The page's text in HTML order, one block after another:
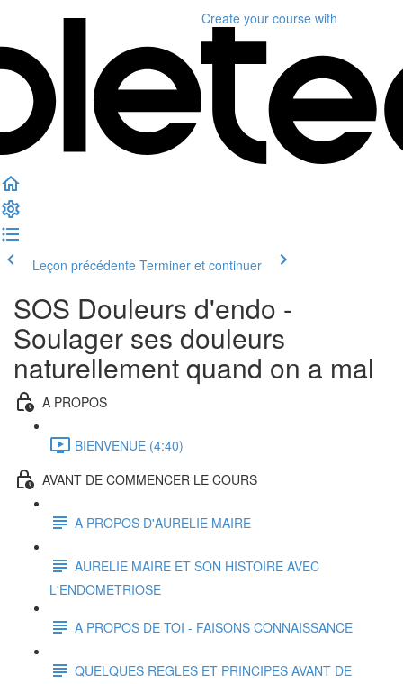
Create your course with
Leçon précédente Terminer et continuer
SOS Douleurs d'endo -
Soulager ses douleurs
naturellement quand on a mal
A PROPOS
BIENVENUE (4:40)
AVANT DE COMMENCER LE COURS
A PROPOS D'AURELIE MAIRE
AURELIE MAIRE ET SON HISTOIRE AVEC
L'ENDOMETRIOSE
A PROPOS DE TOI - FAISONS CONNAISSANCE
QUELQUES REGLES ET PRINCIPES AVANT DE